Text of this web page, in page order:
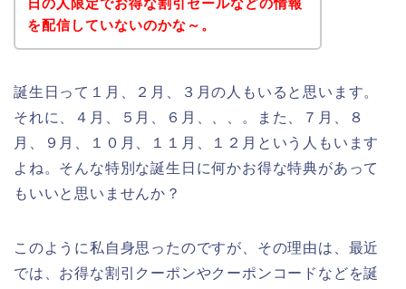
日の人限定でお得な割引セールなどの情報
を配信していないのかな～。
誕生日って１月、２月、３月の人もいると思います。
それに、４月、５月、６月、、、。また、７月、８
月、９月、１０月、１１月、１２月という人もいます
よね。そんな特別な誕生日に何かお得な特典があって
もいいと思いませんか？
このように私自身思ったのですが、その理由は、最近
では、お得な割引クーポンやクーポンコードなどを誕